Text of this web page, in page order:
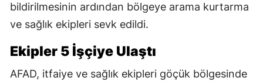
bildirilmesinin ardından bölgeye arama kurtarma
ve sağlık ekipleri sevk edildi.
Ekipler 5 İşçiye Ulaştı
AFAD, itfaiye ve sağlık ekipleri göçük bölgesinde